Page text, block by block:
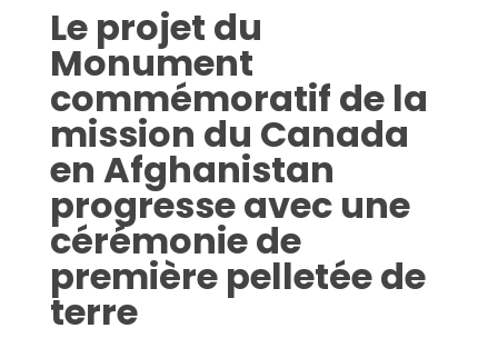
Le projet du
Monument
commémoratif de la
mission du Canada
en Afghanistan
progresse avec une
cérémonie de
première pelletée de
terre